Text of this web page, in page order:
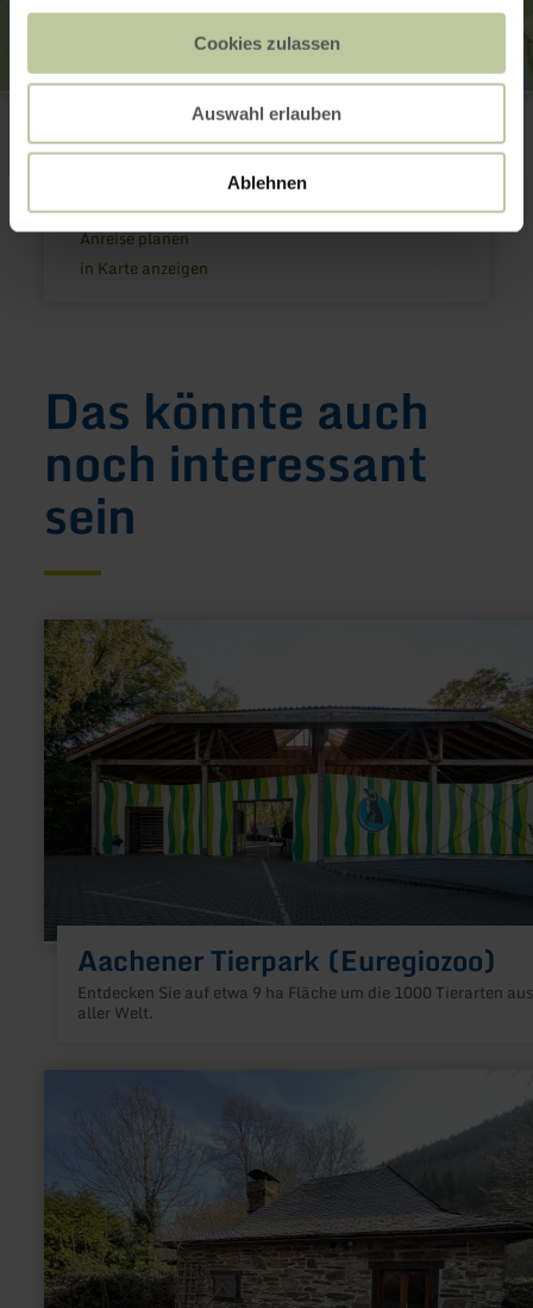
Cookies zulassen
Auswahl erlauben
Ablehnen
Rureifel Tourismus GmbH
52156 Monschau-Kalterherberg
+49 2473 55205 0
Webseite
Anreise planen
in Karte anzeigen
Das könnte auch
noch interessant
sein
Aachener Tierpark (Euregiozoo)
Entdecken Sie auf etwa 9 ha Fläche um die 1000 Tierarten aus
aller Welt.
mehr
erfahren
zu:
Aachener
Tierpark
(Euregiozoo)
Hammerwerk